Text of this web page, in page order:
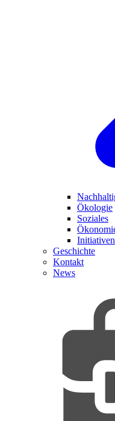
Ökologie
Soziales
Initiativen
Geschichte
Kontakt
News